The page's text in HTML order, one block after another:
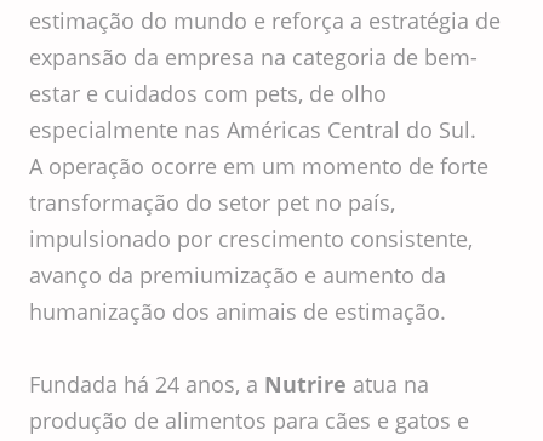
estimação do mundo e reforça a estratégia de
expansão da empresa na categoria de bem-
estar e cuidados com pets, de olho
especialmente nas Américas Central do Sul.
A operação ocorre em um momento de forte
transformação do setor pet no país,
impulsionado por crescimento consistente,
avanço da premiumização e aumento da
humanização dos animais de estimação.
Fundada há 24 anos, a Nutrire atua na
produção de alimentos para cães e gatos e